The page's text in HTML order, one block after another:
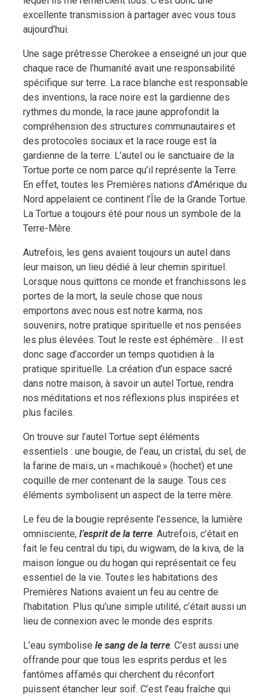
excellente transmission à partager avec vous tous
aujourd’hui.
Une sage prêtresse Cherokee a enseigné un jour que
chaque race de l’humanité avait une responsabilité
spécifique sur terre. La race blanche est responsable
des inventions, la race noire est la gardienne des
rythmes du monde, la race jaune approfondit la
compréhension des structures communautaires et
des protocoles sociaux et la race rouge est la
gardienne de la terre. L’autel ou le sanctuaire de la
Tortue porte ce nom parce qu’il représente la Terre.
En effet, toutes les Premières nations d’Amérique du
Nord appelaient ce continent l’Île de la Grande Tortue.
La Tortue a toujours été pour nous un symbole de la
Terre-Mère.
Autrefois, les gens avaient toujours un autel dans
leur maison, un lieu dédié à leur chemin spirituel.
Lorsque nous quittons ce monde et franchissons les
portes de la mort, la seule chose que nous
emportons avec nous est notre karma, nos
souvenirs, notre pratique spirituelle et nos pensées
les plus élevées. Tout le reste est éphémère… Il est
donc sage d’accorder un temps quotidien à la
pratique spirituelle. La création d’un espace sacré
dans notre maison, à savoir un autel Tortue, rendra
nos méditations et nos réflexions plus inspirées et
plus faciles.
On trouve sur l’autel Tortue sept éléments
essentiels : une bougie, de l’eau, un cristal, du sel, de
la farine de maïs, un « machikoué » (hochet) et une
coquille de mer contenant de la sauge. Tous ces
éléments symbolisent un aspect de la terre mère.
Le feu de la bougie représente l’essence, la lumière
omnisciente, l’esprit de la terre. Autrefois, c’était en
fait le feu central du tipi, du wigwam, de la kiva, de la
maison longue ou du hogan qui représentait ce feu
essentiel de la vie. Toutes les habitations des
Premières Nations avaient un feu au centre de
l’habitation. Plus qu’une simple utilité, c’était aussi un
lieu de connexion avec le monde des esprits.
L’eau symbolise le sang de la terre. C’est aussi une
offrande pour que tous les esprits perdus et les
fantômes affamés qui cherchent du réconfort
puissent étancher leur soif. C’est l’eau fraîche qui